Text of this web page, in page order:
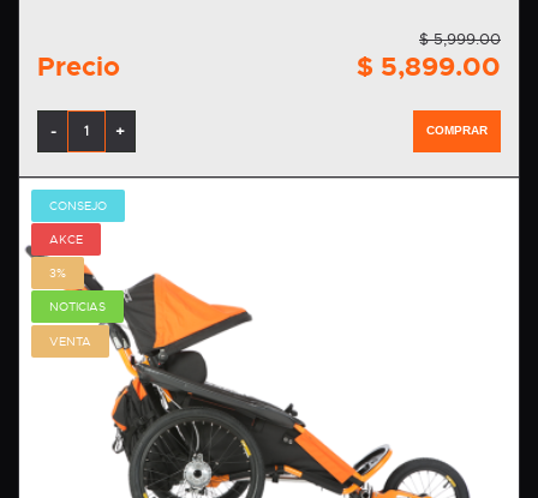
Precio
$ 5,999.00
$ 5,899.00
- + COMPRAR
CONSEJO
AKCE
3%
NOTICIAS
VENTA